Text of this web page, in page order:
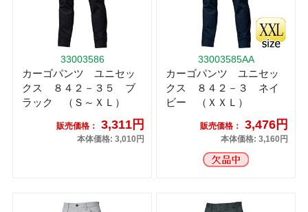
33003586
カーゴパンツ ユニセッ
クス ８４２－３５ ブ
ラック （Ｓ～ＸＬ）
販売価格： 3,311円
本体価格: 3,010円
33003585AA
カーゴパンツ ユニセッ
クス ８４２－３ ネイ
ビー （ＸＸＬ）
販売価格： 3,476円
本体価格: 3,160円